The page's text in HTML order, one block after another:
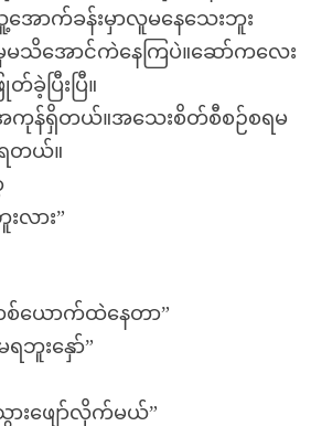
ောက်ခန်းမှာလူမနေသေးဘူး
အောင်ကဲနေကြပဲ။ဆော်ကလေး
ပြီးပြီ။
ကုန်ရှိတယ်။အသေးစိတ်စီစဉ်စရမ
တယ်။
ား”
စ်ယောက်ထဲနေတာ”
ရဘူးနှော်”
းဖျော်လိုက်မယ်”